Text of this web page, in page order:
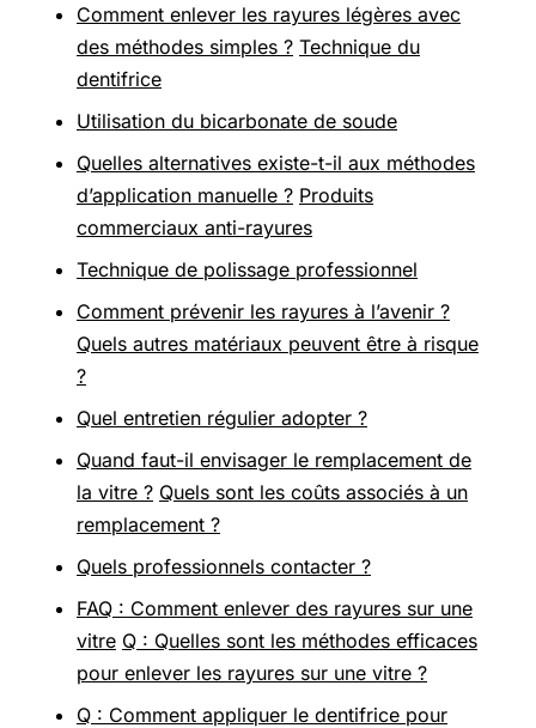
Comment enlever les rayures légères avec
des méthodes simples ? Technique du
dentifrice
Utilisation du bicarbonate de soude
Quelles alternatives existe-t-il aux méthodes
d’application manuelle ? Produits
commerciaux anti-rayures
Technique de polissage professionnel
Comment prévenir les rayures à l’avenir ?
Quels autres matériaux peuvent être à risque
?
Quel entretien régulier adopter ?
Quand faut-il envisager le remplacement de
la vitre ? Quels sont les coûts associés à un
remplacement ?
Quels professionnels contacter ?
FAQ : Comment enlever des rayures sur une
vitre Q : Quelles sont les méthodes efficaces
pour enlever les rayures sur une vitre ?
Q : Comment appliquer le dentifrice pour